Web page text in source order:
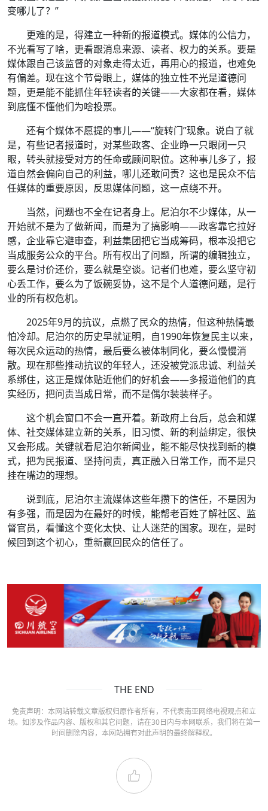
变哪儿了？”
更难的是，得建立一种新的报道模式。媒体的公信力，
不光看写了啥，更看跟消息来源、读者、权力的关系。要是
媒体跟自己该监督的对象走得太近，再用心的报道，也难免
有偏差。现在这个节骨眼上，媒体的独立性不光是道德问
题，更是能不能抓住年轻读者的关键——大家都在看，媒体
到底懂不懂他们为啥投票。
还有个媒体不愿提的事儿——“旋转门”现象。说白了就
是，有些记者报道时，对某些政客、企业睁一只眼闭一只
眼，转头就接受对方的任命或顾问职位。这种事儿多了，报
道自然会偏向自己的利益，哪儿还敢问责？这也是民众不信
任媒体的重要原因，反思媒体问题，这一点绕不开。
当然，问题也不全在记者身上。尼泊尔不少媒体，从一
开始就不是为了做新闻，而是为了搞影响——政客靠它拉好
感，企业靠它避审查，利益集团把它当成筹码，根本没把它
当成服务公众的平台。所有权出了问题，所谓的编辑独立，
要么是讨价还价，要么就是空谈。记者们也难，要么坚守初
心丢工作，要么为了饭碗妥协，这不是个人道德问题，是行
业的所有权危机。
2025年9月的抗议，点燃了民众的热情，但这种热情最
怕冷却。尼泊尔的历史早就证明，自1990年恢复民主以来，
每次民众运动的热情，最后要么被体制同化，要么慢慢消
散。现在那些推动抗议的年轻人，还没被党派忠诚、利益关
系绑住，这正是媒体贴近他们的好机会——多报道他们的真
实经历，把问责当成日常，而不是偶尔装装样子。
这个机会窗口不会一直开着。新政府上台后，总会和媒
体、社交媒体建立新的关系，旧习惯、新的利益绑定，很快
又会形成。关键就看尼泊尔新闻业，能不能尽快找到新的模
式，把为民报道、坚持问责，真正融入日常工作，而不是只
挂在嘴边的理想。
说到底，尼泊尔主流媒体这些年攒下的信任，不是因为
有多强，而是因为在最好的时候，能帮老百姓了解社区、监
督官员，看懂这个变化太快、让人迷茫的国家。现在，是时
候回到这个初心，重新赢回民众的信任了。
THE END
免责声明：本网站转载文章版权归原作者所有，不代表南亚网络电视观点和立
场。如涉及作品内容、版权和其它问题，请在30日内与本网联系，我们将在第一
时间删除内容，本网站拥有对此声明的最终解释权。